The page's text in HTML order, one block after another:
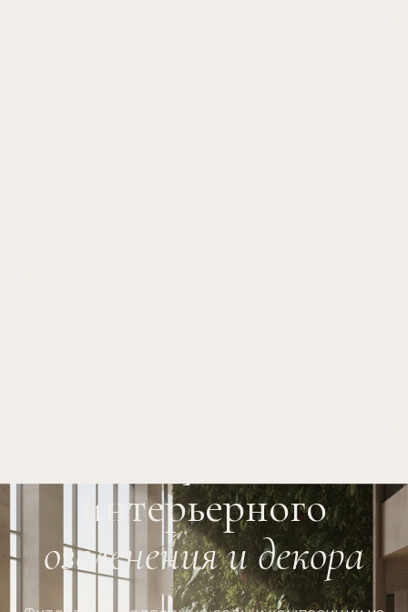
интерьерного
озеленения и декора